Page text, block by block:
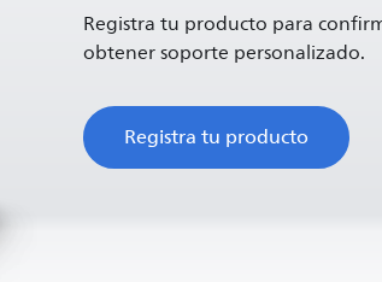
Registra tu producto para
obtener soporte personalizado.
Registra tu producto